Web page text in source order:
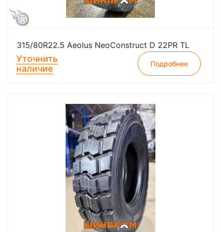
315/80R22.5 Aeolus NeoConstruct D 22PR TL
Уточнить
наличие
Подробнее